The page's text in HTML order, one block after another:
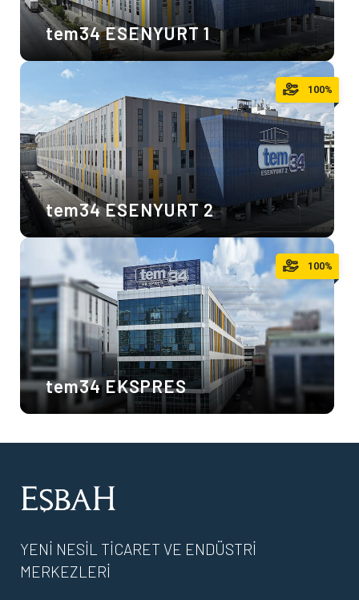
tem34 ESENYURT 1
tem34 ESENYURT 2
100%
tem34 EKSPRES
100%
YENİ NESİL TİCARET VE ENDÜSTRİ
MERKEZLERİ